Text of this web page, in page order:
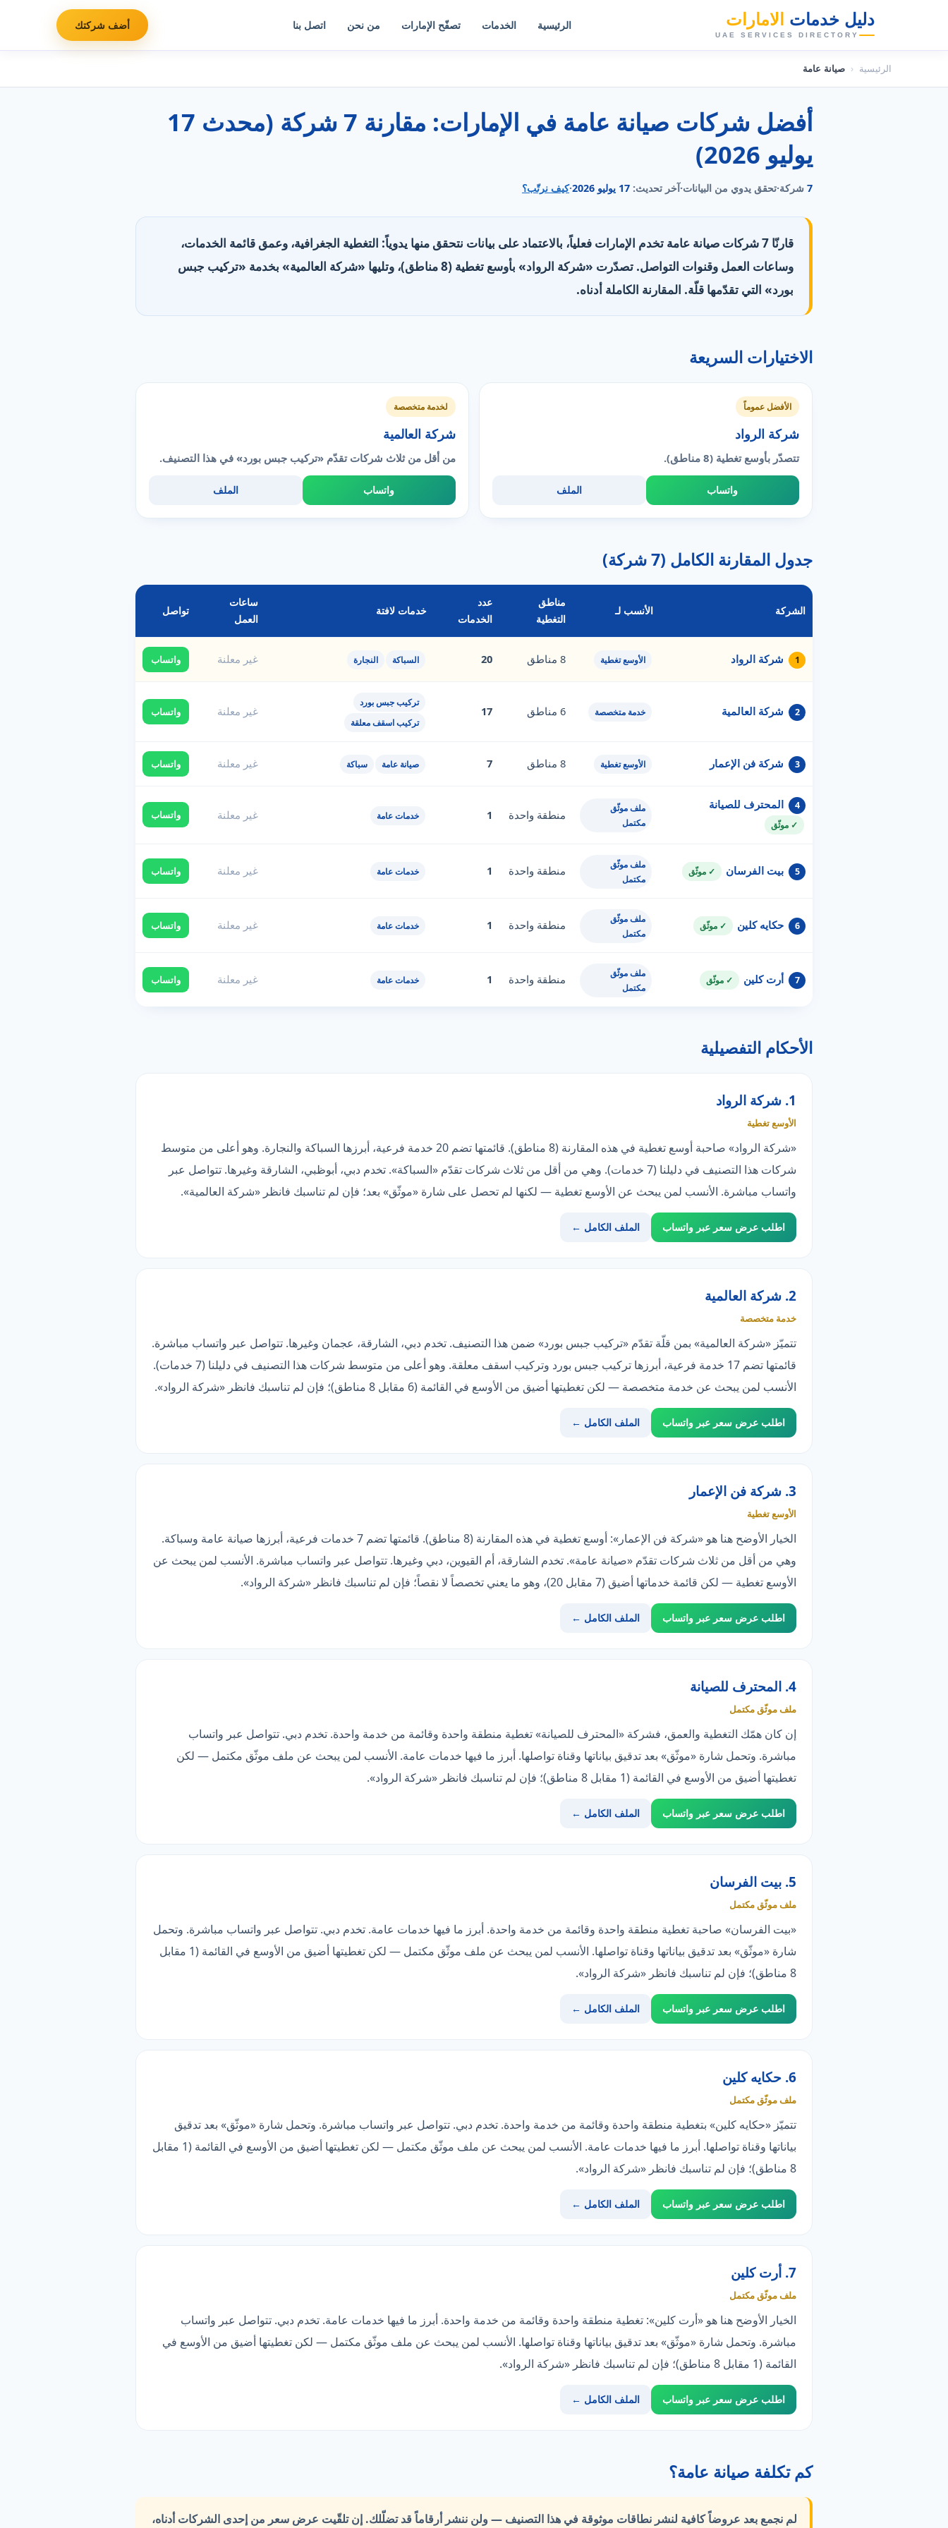
دليل خدمات الامارات
UAE SERVICES DIRECTORY
الرئيسية الخدمات تصفّح الإمارات من نحن اتصل بنا أضف شركتك
الرئيسية ‹ صيانة عامة
أفضل شركات صيانة عامة في الإمارات: مقارنة 7 شركة (محدث 17
يوليو 2026)
7 شركة·تحقق يدوي من البيانات·آخر تحديث: 17 يوليو 2026 ·كيف نرتّب؟
قارنّا 7 شركات صيانة عامة تخدم الإمارات فعلياً، بالاعتماد على بيانات نتحقق منها يدوياً: التغطية الجغرافية، وعمق قائمة الخدمات،
وساعات العمل وقنوات التواصل. تصدّرت «شركة الرواد» بأوسع تغطية (8 مناطق)، وتليها «شركة العالمية» بخدمة «تركيب جبس
بورد» التي تقدّمها قلّة. المقارنة الكاملة أدناه.
الاختيارات السريعة
الأفضل عموماً
شركة الرواد
تتصدّر بأوسع تغطية (8 مناطق).
واتساب الملف
لخدمة متخصصة
شركة العالمية
من أقل من ثلاث شركات تقدّم «تركيب جبس بورد» في هذا التصنيف.
واتساب الملف
جدول المقارنة الكامل (7 شركة)
الشركة الأنسب لـ
مناطق
التغطية
عدد
الخدمات
خدمات لافتة
ساعات
العمل
تواصل
1 شركة الرواد الأوسع تغطية 8 مناطق 20 السباكة النجارة غير معلنة واتساب
2 شركة العالمية خدمة متخصصة 6 مناطق 17
تركيب جبس بورد
تركيب اسقف معلقة
غير معلنة واتساب
3 شركة فن الإعمار الأوسع تغطية 8 مناطق 7 صيانة عامة سباكة غير معلنة واتساب
4 المحترف للصيانة
✓ موثّق
ملف موثّق
مكتمل
منطقة واحدة 1 خدمات عامة غير معلنة واتساب
5 بيت الفرسان ✓ موثّق
ملف موثّق
مكتمل
منطقة واحدة 1 خدمات عامة غير معلنة واتساب
6 حكايه كلين ✓ موثّق
ملف موثّق
مكتمل
منطقة واحدة 1 خدمات عامة غير معلنة واتساب
7 أرت كلين ✓ موثّق
ملف موثّق
مكتمل
منطقة واحدة 1 خدمات عامة غير معلنة واتساب
الأحكام التفصيلية
1. شركة الرواد
الأوسع تغطية
«شركة الرواد» صاحبة أوسع تغطية في هذه المقارنة (8 مناطق). قائمتها تضم 20 خدمة فرعية، أبرزها السباكة والنجارة. وهو أعلى من متوسط
شركات هذا التصنيف في دليلنا (7 خدمات). وهي من أقل من ثلاث شركات تقدّم «السباكة». تخدم دبي، أبوظبي، الشارقة وغيرها. تتواصل عبر
واتساب مباشرة. الأنسب لمن يبحث عن الأوسع تغطية — لكنها لم تحصل على شارة «موثّق» بعد؛ فإن لم تناسبك فانظر «شركة العالمية».
اطلب عرض سعر عبر واتساب الملف الكامل ←
2. شركة العالمية
خدمة متخصصة
تتميّز «شركة العالمية» بمن قلّة تقدّم «تركيب جبس بورد» ضمن هذا التصنيف. تخدم دبي، الشارقة، عجمان وغيرها. تتواصل عبر واتساب مباشرة.
قائمتها تضم 17 خدمة فرعية، أبرزها تركيب جبس بورد وتركيب اسقف معلقة. وهو أعلى من متوسط شركات هذا التصنيف في دليلنا (7 خدمات).
الأنسب لمن يبحث عن خدمة متخصصة — لكن تغطيتها أضيق من الأوسع في القائمة (6 مقابل 8 مناطق)؛ فإن لم تناسبك فانظر «شركة الرواد».
اطلب عرض سعر عبر واتساب الملف الكامل ←
3. شركة فن الإعمار
الأوسع تغطية
الخيار الأوضح هنا هو «شركة فن الإعمار»: أوسع تغطية في هذه المقارنة (8 مناطق). قائمتها تضم 7 خدمات فرعية، أبرزها صيانة عامة وسباكة.
وهي من أقل من ثلاث شركات تقدّم «صيانة عامة». تخدم الشارقة، أم القيوين، دبي وغيرها. تتواصل عبر واتساب مباشرة. الأنسب لمن يبحث عن
الأوسع تغطية — لكن قائمة خدماتها أضيق (7 مقابل 20)، وهو ما يعني تخصصاً لا نقصاً؛ فإن لم تناسبك فانظر «شركة الرواد».
اطلب عرض سعر عبر واتساب الملف الكامل ←
4. المحترف للصيانة
ملف موثّق مكتمل
إن كان همّك التغطية والعمق، فشركة «المحترف للصيانة» تغطية منطقة واحدة وقائمة من خدمة واحدة. تخدم دبي. تتواصل عبر واتساب
مباشرة. وتحمل شارة «موثّق» بعد تدقيق بياناتها وقناة تواصلها. أبرز ما فيها خدمات عامة. الأنسب لمن يبحث عن ملف موثّق مكتمل — لكن
تغطيتها أضيق من الأوسع في القائمة (1 مقابل 8 مناطق)؛ فإن لم تناسبك فانظر «شركة الرواد».
اطلب عرض سعر عبر واتساب الملف الكامل ←
5. بيت الفرسان
ملف موثّق مكتمل
«بيت الفرسان» صاحبة تغطية منطقة واحدة وقائمة من خدمة واحدة. أبرز ما فيها خدمات عامة. تخدم دبي. تتواصل عبر واتساب مباشرة. وتحمل
شارة «موثّق» بعد تدقيق بياناتها وقناة تواصلها. الأنسب لمن يبحث عن ملف موثّق مكتمل — لكن تغطيتها أضيق من الأوسع في القائمة (1 مقابل
8 مناطق)؛ فإن لم تناسبك فانظر «شركة الرواد».
اطلب عرض سعر عبر واتساب الملف الكامل ←
6. حكايه كلين
ملف موثّق مكتمل
تتميّز «حكايه كلين» بتغطية منطقة واحدة وقائمة من خدمة واحدة. تخدم دبي. تتواصل عبر واتساب مباشرة. وتحمل شارة «موثّق» بعد تدقيق
بياناتها وقناة تواصلها. أبرز ما فيها خدمات عامة. الأنسب لمن يبحث عن ملف موثّق مكتمل — لكن تغطيتها أضيق من الأوسع في القائمة (1 مقابل
8 مناطق)؛ فإن لم تناسبك فانظر «شركة الرواد».
اطلب عرض سعر عبر واتساب الملف الكامل ←
7. أرت كلين
ملف موثّق مكتمل
الخيار الأوضح هنا هو «أرت كلين»: تغطية منطقة واحدة وقائمة من خدمة واحدة. أبرز ما فيها خدمات عامة. تخدم دبي. تتواصل عبر واتساب
مباشرة. وتحمل شارة «موثّق» بعد تدقيق بياناتها وقناة تواصلها. الأنسب لمن يبحث عن ملف موثّق مكتمل — لكن تغطيتها أضيق من الأوسع في
القائمة (1 مقابل 8 مناطق)؛ فإن لم تناسبك فانظر «شركة الرواد».
اطلب عرض سعر عبر واتساب الملف الكامل ←
كم تكلفة صيانة عامة؟
لم نجمع بعد عروضاً كافية لنشر نطاقات موثوقة في هذا التصنيف —ولن ننشر أرقاماً قد تضلّلك. إن تلقّيت عرض سعر من إحدى الشركات أدناه،